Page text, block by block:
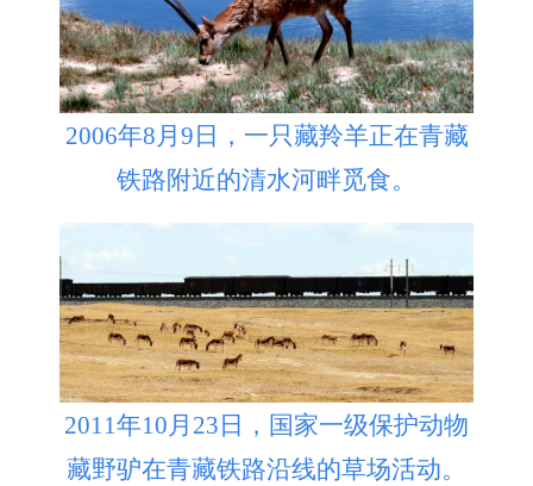
2006年8月9日，一只藏羚羊正在青藏
铁路附近的清水河畔觅食。
2011年10月23日，国家一级保护动物
藏野驴在青藏铁路沿线的草场活动。